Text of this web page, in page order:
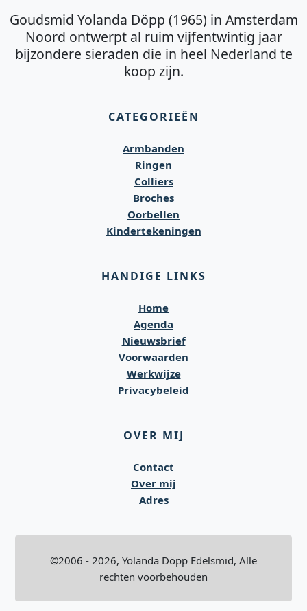
Goudsmid Yolanda Döpp (1965) in Amsterdam
Noord ontwerpt al ruim vijfentwintig jaar
bijzondere sieraden die in heel Nederland te
koop zijn.
CATEGORIEËN
Armbanden
Ringen
Colliers
Broches
Oorbellen
Kindertekeningen
HANDIGE LINKS
Home
Agenda
Nieuwsbrief
Voorwaarden
Werkwijze
Privacybeleid
OVER MIJ
Contact
Over mij
Adres
©2006 - 2026, Yolanda Döpp Edelsmid, Alle
rechten voorbehouden